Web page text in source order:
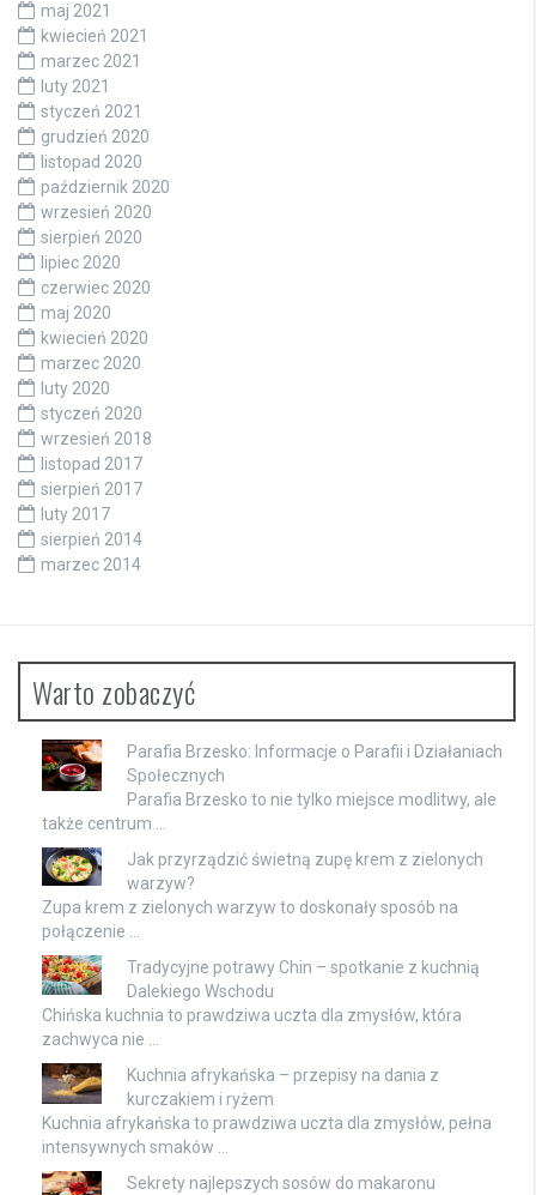
maj 2021
kwiecień 2021
marzec 2021
luty 2021
styczeń 2021
grudzień 2020
listopad 2020
październik 2020
wrzesień 2020
sierpień 2020
lipiec 2020
czerwiec 2020
maj 2020
kwiecień 2020
marzec 2020
luty 2020
styczeń 2020
wrzesień 2018
listopad 2017
sierpień 2017
luty 2017
sierpień 2014
marzec 2014
Warto zobaczyć
Parafia Brzesko: Informacje o Parafii i Działaniach
Społecznych
Parafia Brzesko to nie tylko miejsce modlitwy, ale
także centrum …
Jak przyrządzić świetną zupę krem z zielonych
warzyw?
Zupa krem z zielonych warzyw to doskonały sposób na
połączenie …
Tradycyjne potrawy Chin – spotkanie z kuchnią
Dalekiego Wschodu
Chińska kuchnia to prawdziwa uczta dla zmysłów, która
zachwyca nie …
Kuchnia afrykańska – przepisy na dania z
kurczakiem i ryżem
Kuchnia afrykańska to prawdziwa uczta dla zmysłów, pełna
intensywnych smaków …
Sekrety najlepszych sosów do makaronu